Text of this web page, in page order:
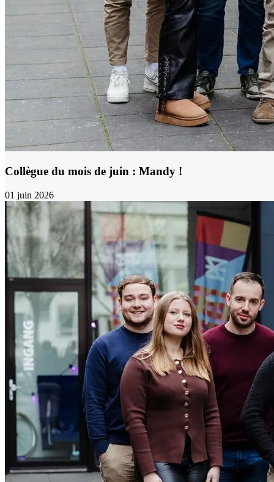
Collègue du mois de juin : Mandy !
01 juin 2026